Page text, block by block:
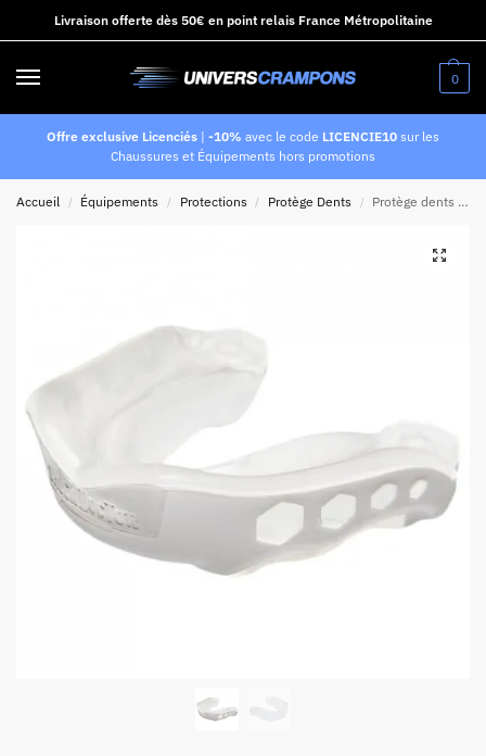
Livraison offerte dès 50€ en point relais France Métropolitaine
0
Offre exclusive Licenciés | -10% avec le code LICENCIE10 sur les
Chaussures et Équipements hors promotions
Accueil / Équipements / Protections / Protège Dents / Protège dents blanc pour adulte Shock Doctor Gel Max